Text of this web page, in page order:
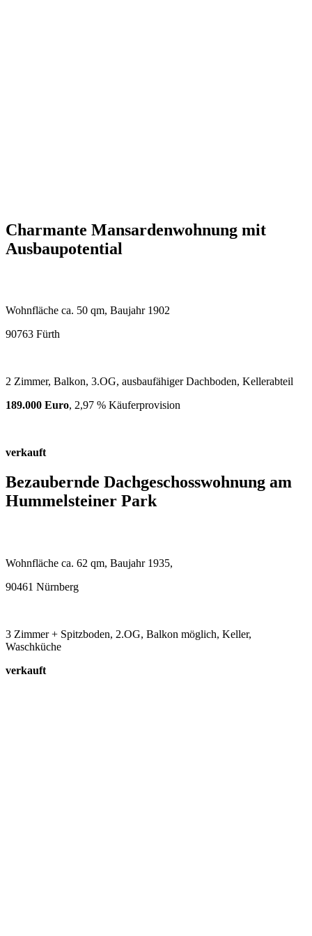
Charmante Mansardenwohnung mit
Ausbaupotential
Wohnfläche ca. 50 qm, Baujahr 1902
90763 Fürth
2 Zimmer, Balkon, 3.OG, ausbaufähiger Dachboden, Kellerabteil
189.000 Euro, 2,97 % Käuferprovision
verkauft
Bezaubernde Dachgeschosswohnung am
Hummelsteiner Park
Wohnfläche ca. 62 qm, Baujahr 1935,
90461 Nürnberg
3 Zimmer + Spitzboden, 2.OG, Balkon möglich, Keller,
Waschküche
verkauft